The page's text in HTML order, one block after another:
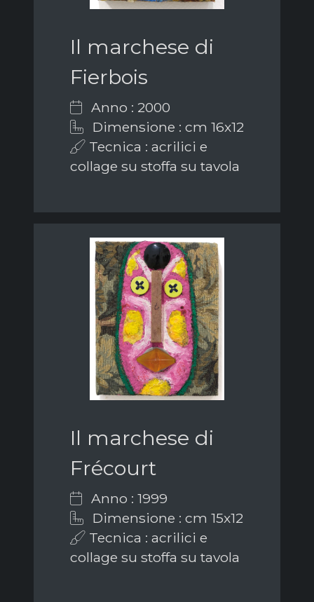
Il marchese di
Fierbois
Anno : 2000
Dimensione : cm 16x12
Tecnica : acrilici e
collage su stoffa su tavola
Il marchese di
Frécourt
Anno : 1999
Dimensione : cm 15x12
Tecnica : acrilici e
collage su stoffa su tavola